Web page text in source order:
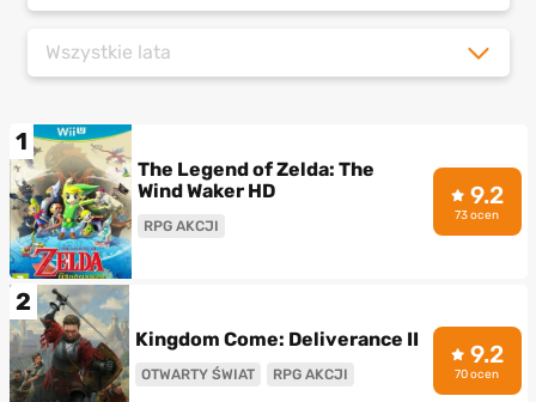
Wszystkie lata
1
The Legend of Zelda: The
Wind Waker HD
RPG AKCJI
9.2
73 ocen
2
Kingdom Come: Deliverance II
OTWARTY ŚWIAT RPG AKCJI
9.2
70 ocen